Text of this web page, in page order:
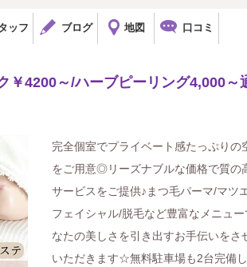
ッフ ブログ 地図 口コミ
￥4200～/ハーブピーリング4,000～
完全個室でプライベート感たっぷりの
をご用意◎リーズナブルな価格で質の
サービスをご提供♪まつ毛パーマ/マツ
フェイシャル/脱毛など豊富なメニュー
なたの美しさを引き出すお手伝いをさ
いただきます☆無料駐車場も2台完備